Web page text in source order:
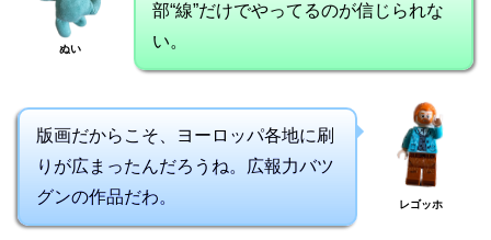
ぬい
部“線”だけでやってるのが信じられな
い。
版画だからこそ、ヨーロッパ各地に刷
りが広まったんだろうね。広報力バツ
グンの作品だわ。
レゴッホ